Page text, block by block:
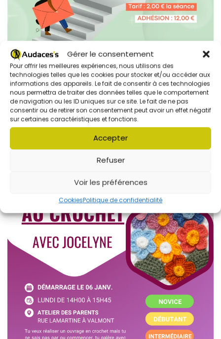
Gérer le consentement
Pour offrir les meilleures expériences, nous utilisons des
technologies telles que les cookies pour stocker et/ou accéder aux
informations des appareils. Le fait de consentir à ces technologies
nous permettra de traiter des données telles que le comportement
de navigation ou les ID uniques sur ce site. Le fait de ne pas
consentir ou de retirer son consentement peut avoir un effet négatif
sur certaines caractéristiques et fonctions.
Accepter
Refuser
Voir les préférences
CookiesPolitique de confidentialité
Atelier crochet